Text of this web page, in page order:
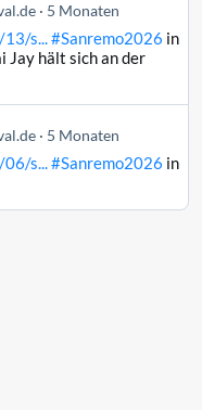
5 Monaten
s...#Sanremo2026 in
Jay hält sich an der
5 Monaten
s...#Sanremo2026 in